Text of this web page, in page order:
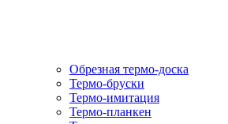
Обрезная термо-доска
Термо-бруски
Термо-имитация
Термо-планкен